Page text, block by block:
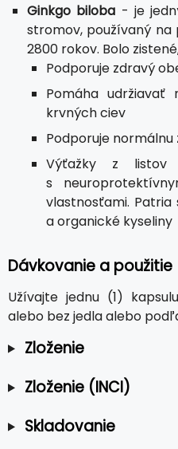
Ginkgo biloba - je
stromov, používaný
2800 rokov. Bolo
Podporuje zdravý
Pomáha udržiavať
krvných ciev
Podporuje
Výťažky z listov
s
vlastnosťami.
a organické kyseliny
Dávkovanie a použitie
Užívajte jednu (1)
alebo bez jedla alebo
Zloženie
Zloženie (INCI)
Skladovanie